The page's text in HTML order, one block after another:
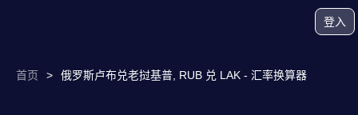
登入
首页 > 俄罗斯卢布兑老挝基普, RUB 兑 LAK - 汇率换算器